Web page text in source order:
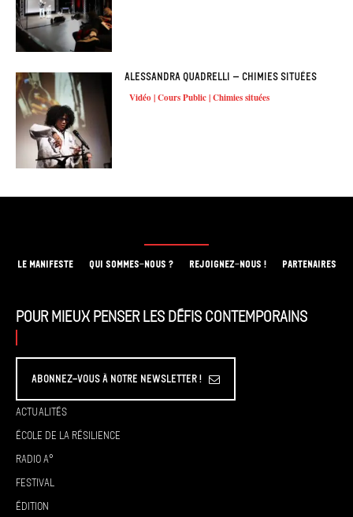
Alessandra Quadrelli – Chimies situées
Vidéo | Cours Public | Chimies situées
LE MANIFESTE QUI SOMMES-NOUS ? REJOIGNEZ-NOUS ! PARTENAIRES
Pour mieux penser les défis contemporains
Abonnez-vous à Notre Newsletter !
Actualités
École de la résilience
Radio A°
Festival
Édition